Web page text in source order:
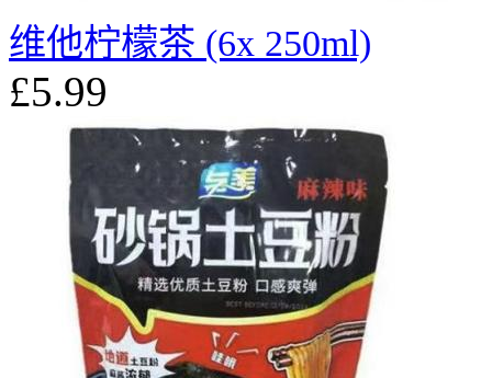
维他柠檬茶 (6x 250ml)
£5.99